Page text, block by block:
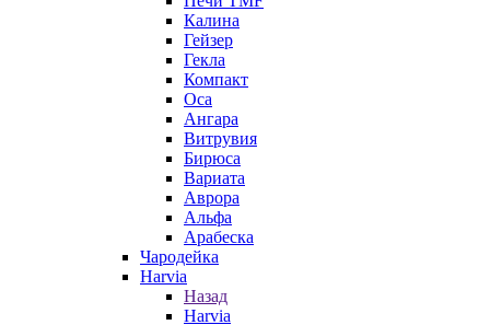
Калина
Гейзер
Гекла
Компакт
Оса
Ангара
Витрувия
Бирюса
Вариата
Аврора
Альфа
Арабеска
Чародейка
Harvia
Назад
Harvia